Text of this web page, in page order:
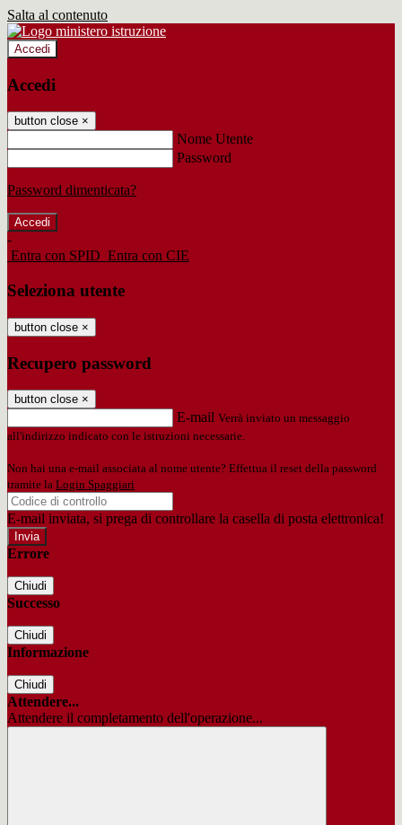
Salta al contenuto
Accedi
Accedi
button close ×
Nome Utente
Password
Password dimenticata?
-
Entra con SPID Entra con CIE
Seleziona utente
button close ×
Recupero password
button close ×
E-mail Verrà inviato un messaggio
all'indirizzo indicato con le istruzioni necessarie.
Non hai una e-mail associata al nome utente? Effettua il reset della password
tramite la Login Spaggiari
E-mail inviata, si prega di controllare la casella di posta elettronica!
Errore
Chiudi
Successo
Chiudi
Informazione
Chiudi
Attendere...
Attendere il completamento dell'operazione...